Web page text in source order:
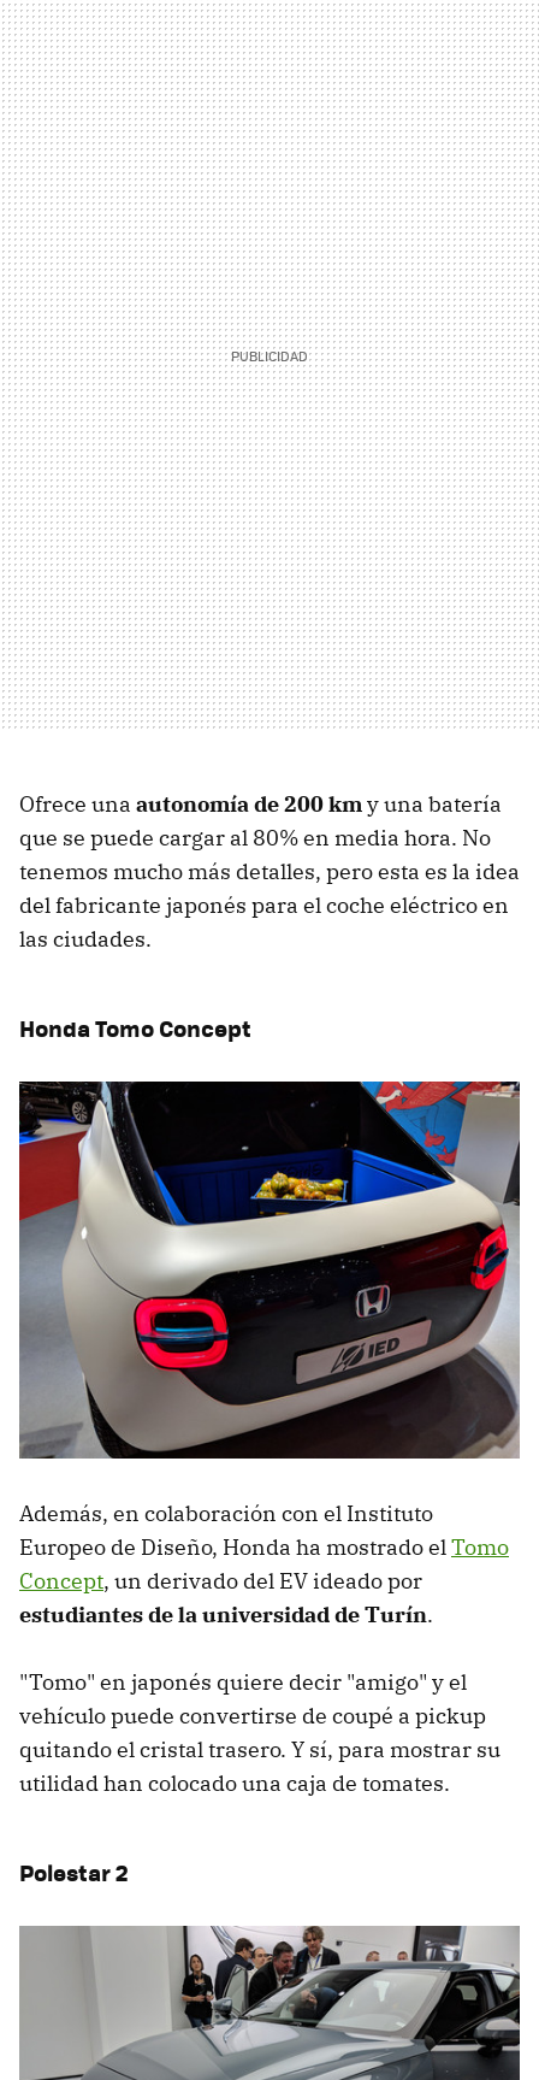
Ofrece una autonomía de 200 kmy una batería
que se puede cargar al 80% en media hora. No
tenemos mucho más detalles, pero esta es la idea
del fabricante japonés para el coche eléctrico en
las ciudades.
Honda Tomo Concept
Además, en colaboración con el Instituto
Europeo de Diseño, Honda ha mostrado el Tomo
Concept, un derivado del EV ideado por
estudiantes de la universidad de Turín.
"Tomo" en japonés quiere decir "amigo" y el
vehículo puede convertirse de coupé a pickup
quitando el cristal trasero. Y sí, para mostrar su
utilidad han colocado una caja de tomates.
Polestar 2